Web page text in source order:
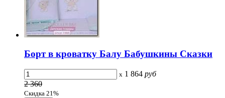
Борт в кроватку Балу Бабушкины Сказки
x 1 864 руб
2 360
Скидка 21%